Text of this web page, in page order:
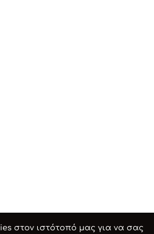
στον ιστότοπό μας για να σας